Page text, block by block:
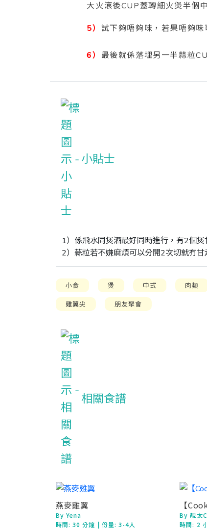
大火滾後CUP蓋轉細火煲半個
5） 試下夠唔夠味，若果唔夠
6） 最後就係落埋另一半蒜粒
小貼士
1）係飛水同煲酒最好同時進行，有2個
2）蒜粒若不嫌麻煩可以分開2次切就冇
小食 煲 中式 肉類
雞翼尖 朋友聚會
相關食譜
燕麥雞翼
By Yena
時間:30 分鐘 | 份量: 3-4人
【
By 靚太
時間: 2